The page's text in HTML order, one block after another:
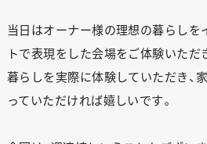
当日はオーナー様の理想の暮らしを
トで表現をした会場をご体験いただ
暮らしを実際に体験していただき、
っていただければ嬉しいです。